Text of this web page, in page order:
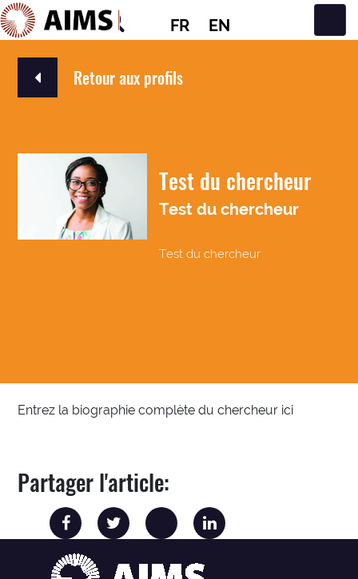
FR EN
Navigation principale
Retour aux profils
Test du chercheur
Test du chercheur
Test du chercheur
Entrez la biographie complète du chercheur ici
Partager l'article: